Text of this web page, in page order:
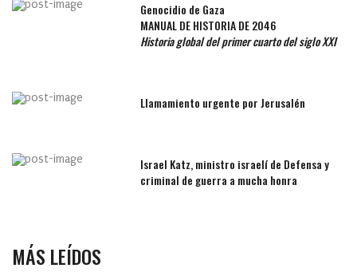
Genocidio de Gaza
MANUAL DE HISTORIA DE 2046
Historia global del primer cuarto del siglo XXI
Llamamiento urgente por Jerusalén
Israel Katz, ministro israelí de Defensa y
criminal de guerra a mucha honra
MÁS LEÍDOS